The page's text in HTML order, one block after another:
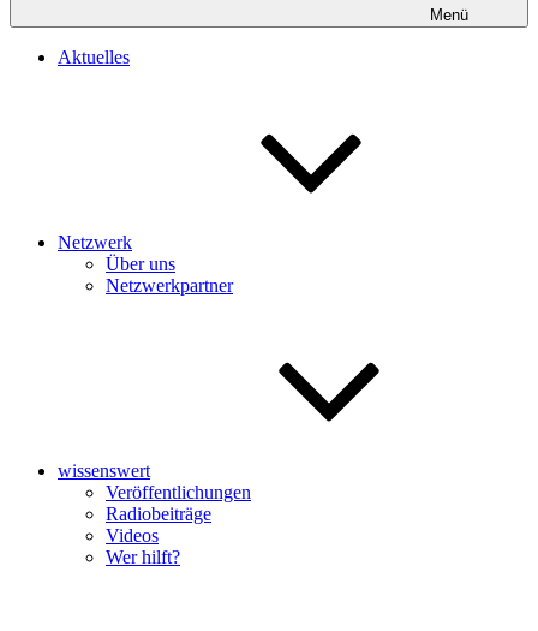
Menü
Aktuelles
Netzwerk
Über uns
Netzwerkpartner
wissenswert
Veröffentlichungen
Radiobeiträge
Videos
Wer hilft?